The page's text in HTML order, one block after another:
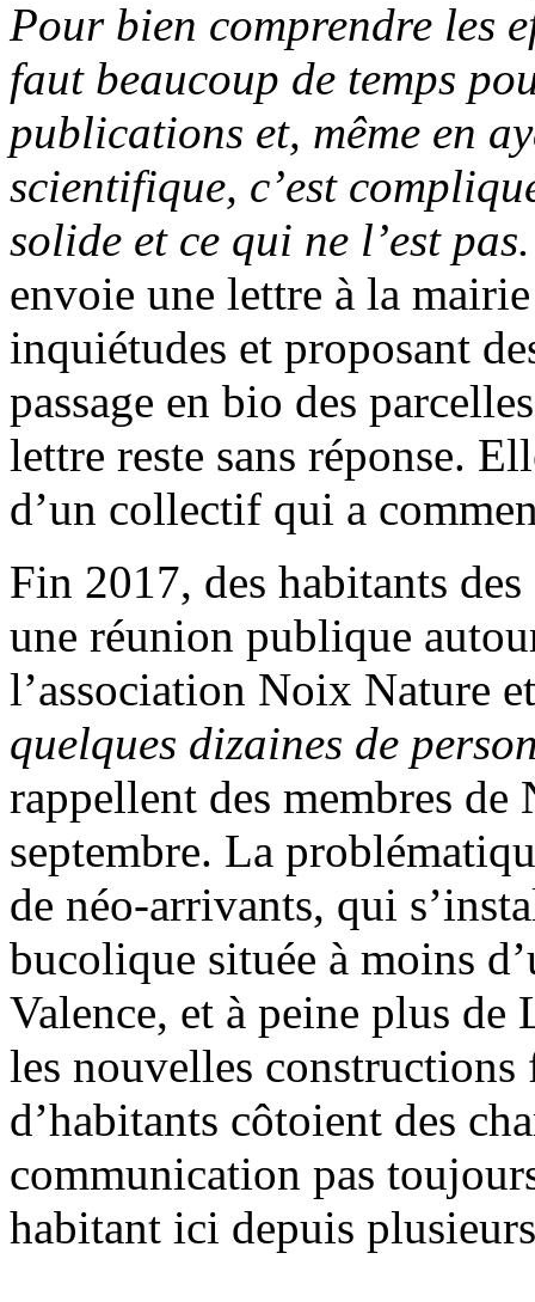
Pour bien comprendre les
faut beaucoup de temps
publications et, même en
scientifique, c’est
solide et ce qui ne l’est
envoie une lettre à la
inquiétudes et proposant
passage en bio des
lettre reste sans réponse.
d’un collectif qui a
Fin 2017, des habitants
une réunion publique
l’association Noix Nature
quelques dizaines de
rappellent des membres de
septembre. La
de néo-arrivants, qui
bucolique située à moins
Valence, et à peine plus
les nouvelles
d’habitants côtoient des
communication pas
habitant ici depuis